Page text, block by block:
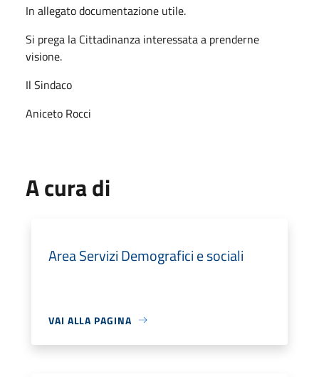
In allegato documentazione utile.
Si prega la Cittadinanza interessata a prenderne
visione.
Il Sindaco
Aniceto Rocci
A cura di
Area Servizi Demografici e sociali
VAI ALLA PAGINA